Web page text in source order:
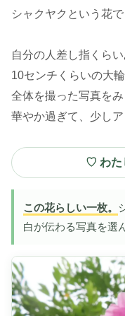
シャクヤクという花
自分の人差し指くら
10センチくらいの大
全体を撮った写真を
華やか過ぎて、少し
♡ わた
この花らしい一枚。
白が伝わる写真を選